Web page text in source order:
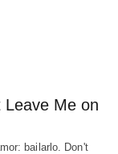
Leave Me on
bailarlo. Don't